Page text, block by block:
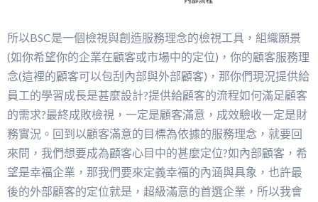
所以BSC是一個檢視與創造服務理念的檢視工具，組織願景
(如你希望你的企業在顧客或市場中的定位)，你的顧客服務理
念(這裡的顧客可以包刮內部與外部顧客)，那你們現況提供給
員工的學習成長是甚麼設計?提供給顧客的流程如何滿足顧客
的需求?最終成敗檢視，一定是顧客滿意，成效驗收一定是財
務實況。回到以顧客滿意的目標為依據的服務理念，就要回
來問，我們想要成為顧客心目中的甚麼定位?如內部顧客，希
望是幸福企業，那我們要來定義幸福的內涵與具象，也許最
後的外部顧客的定位就是，超級滿意的首選企業，所以我會